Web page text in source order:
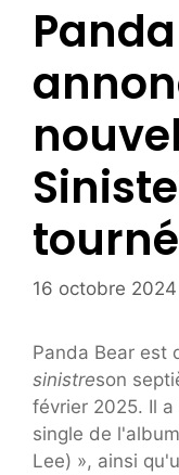
16 octobre 2024
Panda Bear est
sinistreson
février 2025. Il
single de
Lee) », ainsi